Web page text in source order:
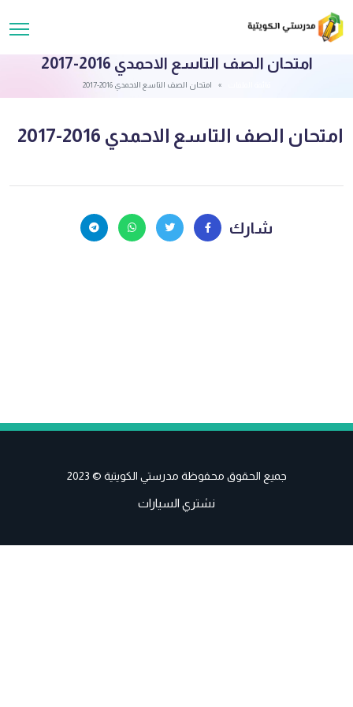
امتحان الصف التاسع الاحمدي 2016-2017
امتحان الصف التاسع الاحمدي 2016-2017
امتحان الصف التاسع الاحمدي 2016-2017
شارك
جميع الحقوق محفوظة مدرستي الكويتية © 2023
نشتري السيارات